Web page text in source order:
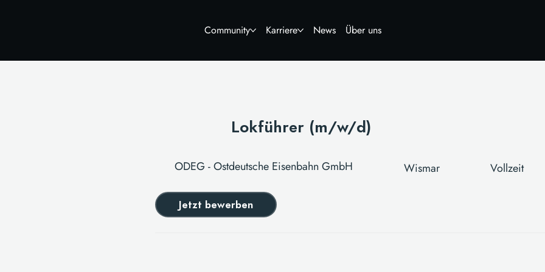
Community Karriere News Über uns
Lokführer (m/w/d)
ODEG - Ostdeutsche Eisenbahn GmbH Wismar Vollzeit
Jetzt bewerben